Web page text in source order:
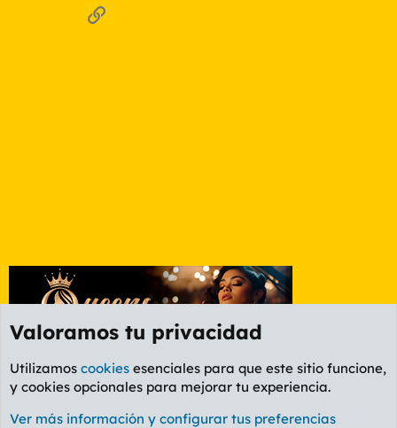
Enlace
Foro General
Valoramos tu privacidad
Utilizamos cookies esenciales para que este sitio funcione,
y cookies opcionales para mejorar tu experiencia.
Ver más información y configurar tus preferencias